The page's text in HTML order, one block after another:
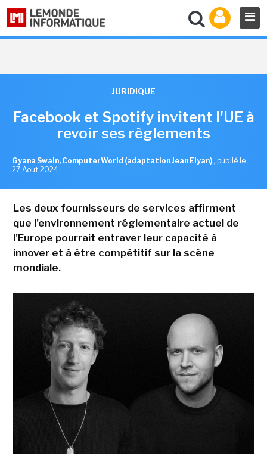
JURIDIQUE
Facebook et Spotify invitent l'UE à
revoir ses règlements
Gyana Swain, ComputerWorld (adaptation Jean Elyan) , publié le
27 Aout 2024
Les deux fournisseurs de services affirment
que l'environnement réglementaire actuel de
l'Europe pourrait entraver leur capacité à
innover et à être compétitif sur la scène
mondiale.